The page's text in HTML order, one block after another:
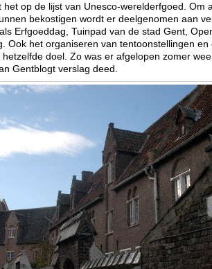
het op de lijst van Unesco-werelderfgoed. Om
bekostigen wordt er deelgenomen aan
Erfgoeddag, Tuinpad van de stad Gent,
Ook het organiseren van tentoonstellingen en
hetzelfde doel. Zo was er afgelopen zomer
Gentblogt verslag deed.